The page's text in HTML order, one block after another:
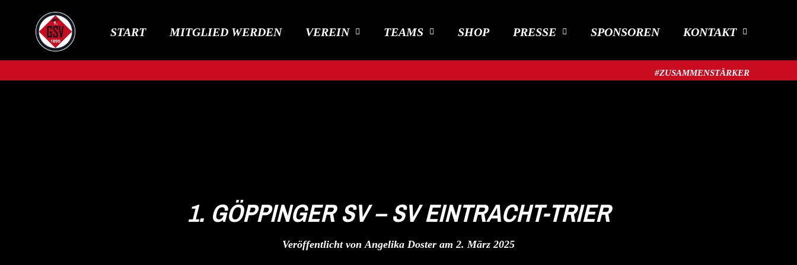
START MITGLIED WERDEN VEREIN TEAMS SHOP PRESSE SPONSOREN KONTAKT
#ZUSAMMENSTÄRKER​
1. GÖPPINGER SV – SV EINTRACHT-TRIER
Veröffentlicht vonAngelika Doster am2. März 2025